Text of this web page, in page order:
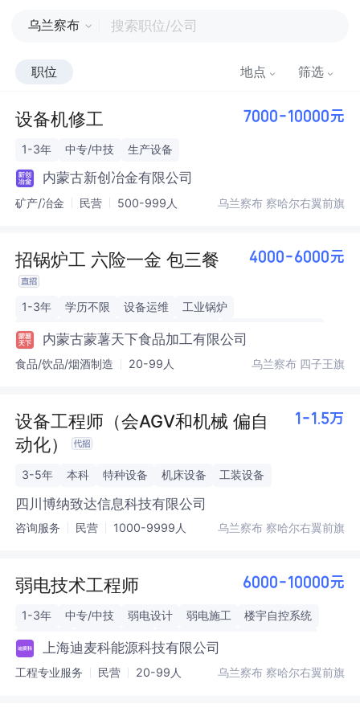
乌兰察布
职位 地点 筛选
设备机修工 7000-10000元
1-3年 中专/中技 生产设备
内蒙古新创冶金有限公司
矿产/冶金 民营 500-999人 乌兰察布 察哈尔右翼前旗
招锅炉工 六险一金 包三餐 4000-6000元
1-3年 学历不限 设备运维
工业锅炉
特种设备作业人员证（工业锅炉司炉）
应急处置
内蒙古蒙薯天下食品加工有限公司
食品/饮品/烟酒制造 20-99人 乌兰察布 四子王旗
设备工程师（会AGV和机械 偏自
动化）
1-1.5万
3-5年 本科 特种设备 机床设备 工装设备
四川博纳致达信息科技有限公司
咨询服务 民营 1000-9999人 乌兰察布 察哈尔右翼前旗
弱电技术工程师 6000-10000元
1-3年 中专/中技 弱电设计 弱电施工
楼宇自控系统
网络系统
安全防范系统
特种作业操作证 （电工作业）
特种作业操作证（高处作业）
上海迪麦科能源科技有限公司
工程专业服务 民营 20-99人 乌兰察布 察哈尔右翼前旗